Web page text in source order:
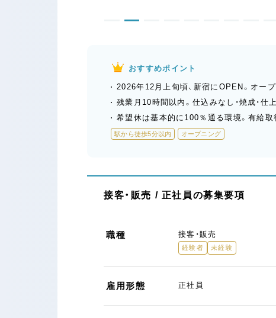
おすすめポイント
2026年12月上旬頃、新宿にOPEN。オー
残業月10時間以内。仕込みなし・焼成・仕
希望休は基本的に100％通る環境。有給取
駅から徒歩5分以内 オープニング
接客・販売 / 正社員の募集要項
職種 接客・販売
経験者 未経験
雇用形態 正社員